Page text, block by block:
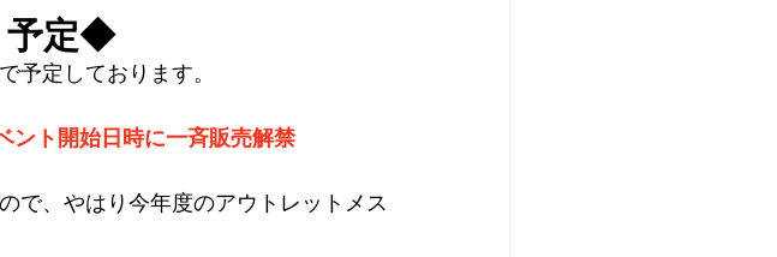
予定◆
予定しております。
ント開始日時に一斉販売解禁
で、やはり今年度のアウトレットメス